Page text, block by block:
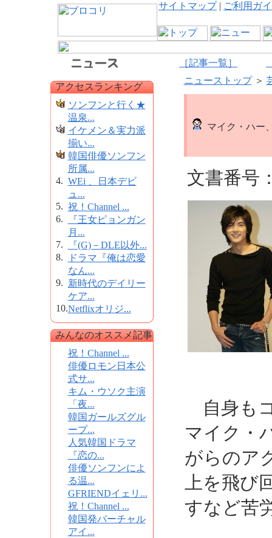
サイトマップ| ご利用ガ
［記事一覧］
アクセスランキング
ソンフンと行く★
温泉...
イケメン＆実力派
揃い...
韓国俳優ソンフン
所属...
4. WEi 、日本デビ
ュ...
5. 祝！Channel ...
6.
『王女ピョンガン
月...
7.
『(G)－DLE以外...
8.
ドラマ『俺は恋愛
なん...
9. 新時代のデイリー
ケア...
10.Netflixオリジ...
みんなのオススメ記事
祝！Channel ...
俳優ロモン日本公
式サ...
キム・ウソク主演
「夜...
韓国ガールズグル
ープ...
人気韓国ドラマ
『恋の...
俳優ソンフンによ
る温...
GFRIENDイェリ...
祝！Channel ...
韓国発バーチャル
アイ...
ニューストップ＞
マイク・ハー
文書番号
自身も
マイク・
がらのア
上を飛び
すなど苦